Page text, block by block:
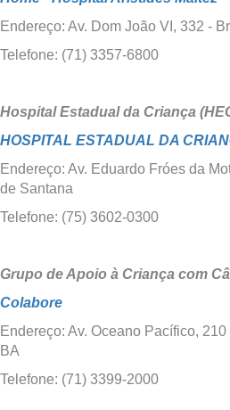
Endereço: Av. Dom João VI, 332 -
Telefone: (71) 3357-6800
Hospital Estadual da Criança
HOSPITAL ESTADUAL DA
Endereço: Av. Eduardo Fróes da
de Santana
Telefone: (75) 3602-0300
Grupo de Apoio à Criança com
Colabore
Endereço: Av. Oceano Pacífico,
BA
Telefone: (71) 3399-2000